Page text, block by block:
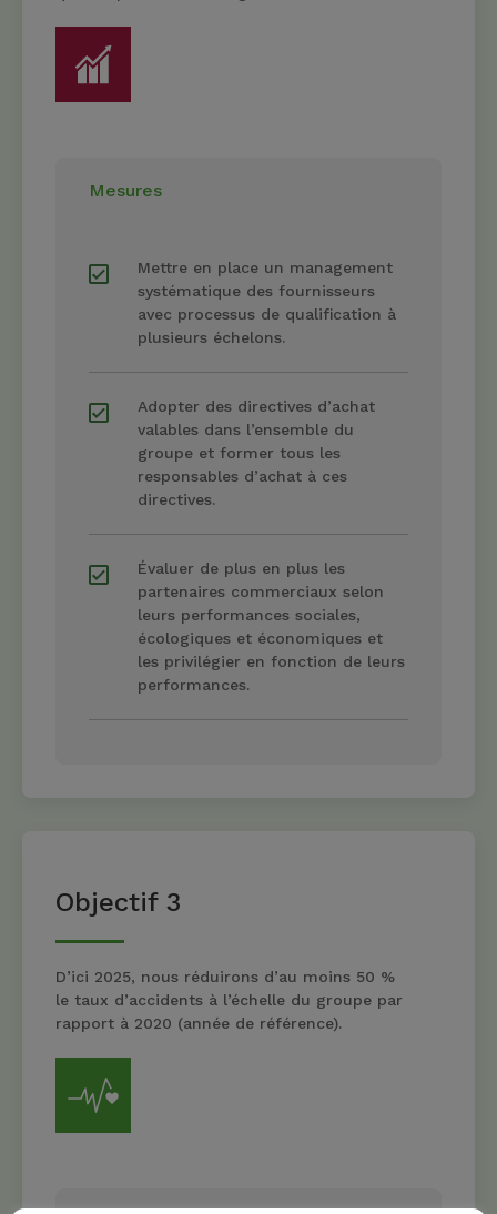
Mesures
Mettre en place un management
systématique des fournisseurs
avec processus de qualification à
plusieurs échelons.
Adopter des directives d’achat
valables dans l’ensemble du
groupe et former tous les
responsables d’achat à ces
directives.
Évaluer de plus en plus les
partenaires commerciaux selon
leurs performances sociales,
écologiques et économiques et
les privilégier en fonction de leurs
performances.
Objectif 3
D’ici 2025, nous réduirons d’au moins 50 %
le taux d’accidents à l’échelle du groupe par
rapport à 2020 (année de référence).